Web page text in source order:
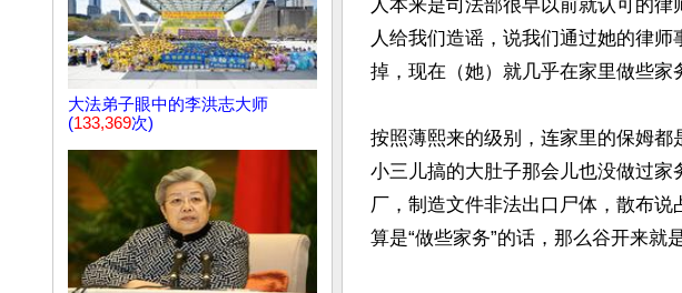
大法弟子眼中的李洪志大师
(133,369次)
人本来是司法部很早以前就认可的
人给我们造谣，说我们通过她的律
掉，现在（她）就几乎在家里做些家
按照薄熙来的级别，连家里的保姆
小三儿搞的大肚子那会儿也没做过
厂，制造文件非法出口尸体，散布
算是“做些家务”的话，那么谷开来就